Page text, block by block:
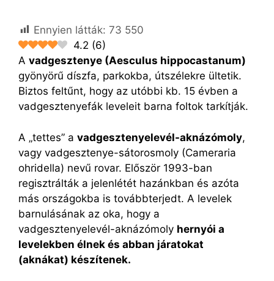
Ennyien látták: 73 550
4.2 (6)
A vadgesztenye (Aesculus hippocastanum)
gyönyörű díszfa, parkokba, útszélekre ültetik.
Biztos feltűnt, hogy az utóbbi kb. 15 évben a
vadgesztenyefák leveleit barna foltok tarkítják.
A „tettes” a vadgesztenyelevél-aknázómoly,
vagy vadgesztenye-sátorosmoly (Cameraria
ohridella) nevű rovar. Először 1993-ban
regisztrálták a jelenlétét hazánkban és azóta
más országokba is továbbterjedt. A levelek
barnulásának az oka, hogy a
vadgesztenyelevél-aknázómoly hernyói a
levelekben élnek és abban járatokat
(aknákat) készítenek.